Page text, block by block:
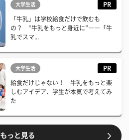
大学生活 PR
「牛乳」は学校給食だけで飲むも
の？ “牛乳をもっと身近に”――「牛
乳でスマ...
大学生活 PR
給食だけじゃない！ 牛乳をもっと楽
しむアイデア、学生が本気で考えてみ
た
もっと見る